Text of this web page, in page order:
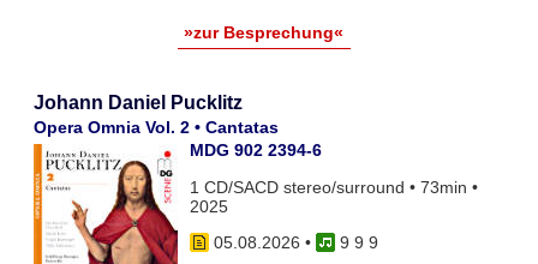
»zur Besprechung«
Johann Daniel Pucklitz
Opera Omnia Vol. 2 • Cantatas
MDG 902 2394-6
1 CD/SACD stereo/surround • 73min •
2025
05.08.2026 •
9 9 9